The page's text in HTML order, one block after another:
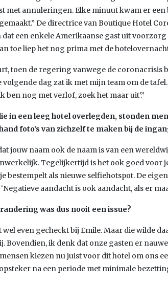
met annuleringen. Elke minuut kwam er
De directrice van Boutique Hotel
een enkele Amerikaanse gast uit
toe liep het nog prima met de
toen de regering vanwege de coronacrisis
volgende dag zat ik met mijn team om de
ben nog met verlof, zoek het maar uit’.”
in een leeg hotel overlegden, stonden
foto’s van zichzelf te maken bij de
jouw naam ook de naam is van een
Tegelijkertijd is het ook goed voor
bestempelt als nieuwe selfiehotspot. De
aandacht is ook aandacht, als er
was dus nooit een issue?
wel even gecheckt bij Emile. Maar die wilde
Bovendien, ik denk dat onze gasten er
kiezen nu juist voor dit hotel om ons
na een periode met minimale